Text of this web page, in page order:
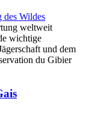
weltweit
wichtige
und dem
du Gibier